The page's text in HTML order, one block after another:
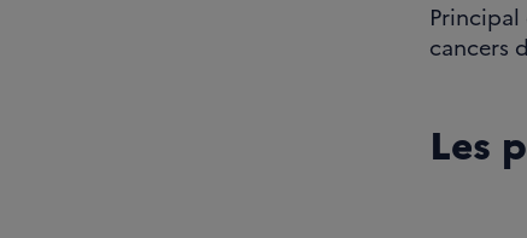
cancers
Les